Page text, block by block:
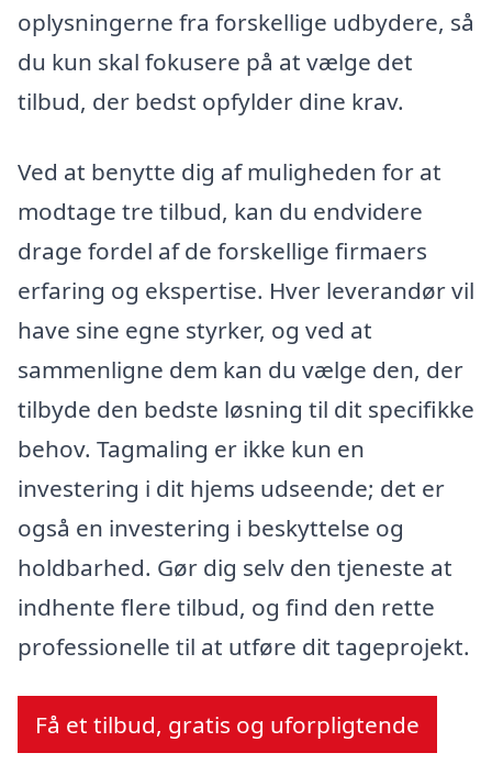
oplysningerne fra forskellige udbydere, så
du kun skal fokusere på at vælge det
tilbud, der bedst opfylder dine krav.
Ved at benytte dig af muligheden for at
modtage tre tilbud, kan du endvidere
drage fordel af de forskellige firmaers
erfaring og ekspertise. Hver leverandør vil
have sine egne styrker, og ved at
sammenligne dem kan du vælge den, der
tilbyde den bedste løsning til dit specifikke
behov. Tagmaling er ikke kun en
investering i dit hjems udseende; det er
også en investering i beskyttelse og
holdbarhed. Gør dig selv den tjeneste at
indhente flere tilbud, og find den rette
professionelle til at utføre dit tageprojekt.
Få et tilbud, gratis og uforpligtende